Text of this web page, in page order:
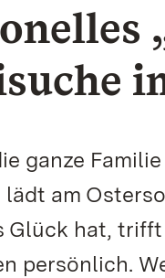
ganze
am
Glück hat,
persönlich.